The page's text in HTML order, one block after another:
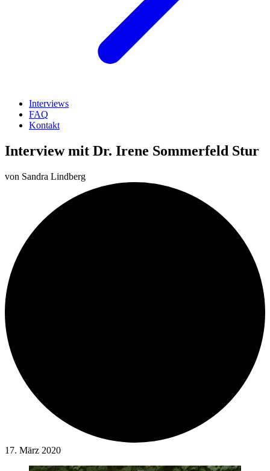
Interviews
FAQ
Kontakt
Interview mit Dr. Irene Sommerfeld Stur
von Sandra Lindberg
17. März 2020